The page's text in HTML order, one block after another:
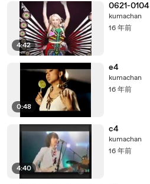
4:42
0621-0104
kumachan
16 年前
0:48
e4
kumachan
16 年前
4:40
c4
kumachan
16 年前